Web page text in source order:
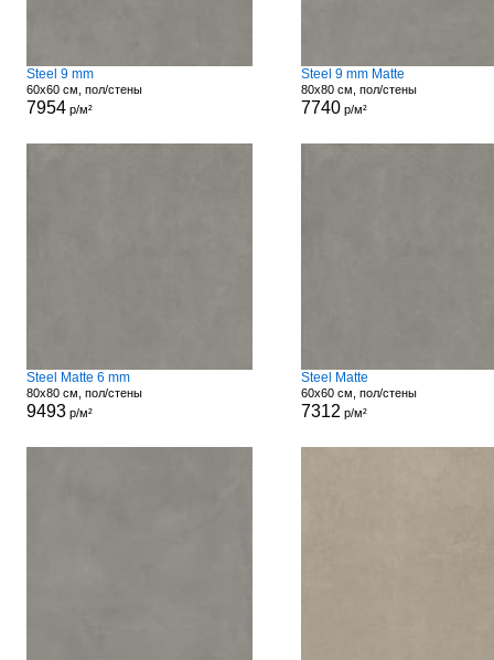
Steel 9 mm
60x60 см, пол/стены
7954р/м²
Steel 9 mm Matte
80x80 см, пол/стены
7740р/м²
Steel Matte 6 mm
80x80 см, пол/стены
9493р/м²
Steel Matte
60x60 см, пол/стены
7312 р/м²